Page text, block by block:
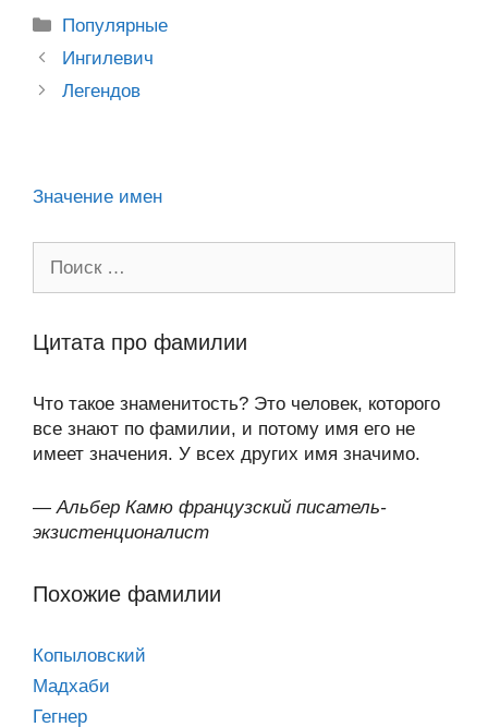
kl
a
ss
b
s
A
p
gr
a
m
Рубрики
Популярные
Post
navigation
Ингилевич
Легендов
Значение имен
Цитата про фамилии
Что такое знаменитость? Это человек, которого
все знают по фамилии, и потому имя его не
имеет значения. У всех других имя значимо.
— Альбер Камю французский писатель-
экзистенционалист
Похожие фамилии
Копыловский
Мадхаби
Гегнер